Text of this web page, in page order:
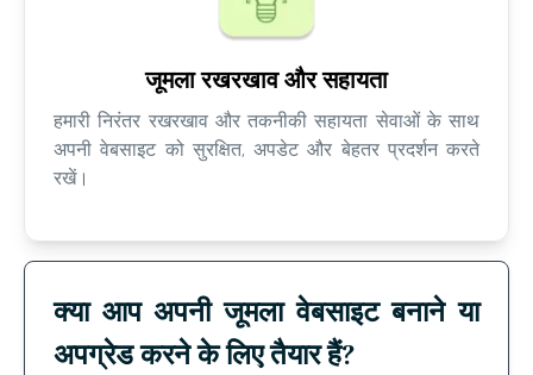
जूमला रखरखाव और सहायता
हमारी निरंतर रखरखाव और तकनीकी सहायता सेवाओं के साथ
अपनी वेबसाइट को सुरक्षित, अपडेट और बेहतर प्रदर्शन करते
रखें।
क्या आप अपनी जूमला वेबसाइट बनाने या
अपग्रेड करने के लिए तैयार हैं?